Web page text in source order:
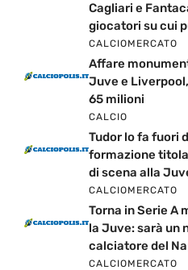
Cagliari e
giocatori su cui
CALCIOMERCATO
Affare
Juve e
65 milioni
CALCIO
Tudor lo fa fuori
formazione
di scena alla
CALCIOMERCATO
Torna in Serie A
la Juve: sarà un
calciatore del
CALCIOMERCATO